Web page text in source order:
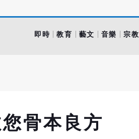
即時 教育 藝文 音樂 宗教
骨本良方